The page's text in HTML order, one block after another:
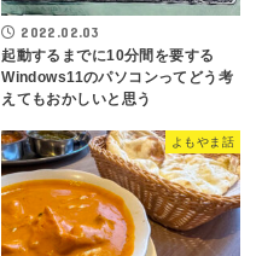
2022.02.03
起動するまでに10分間を要する
Windows11のパソコンってどう考
えてもおかしいと思う
よもやま話